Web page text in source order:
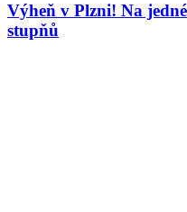
Výheň v Plzni! Na
stupňů